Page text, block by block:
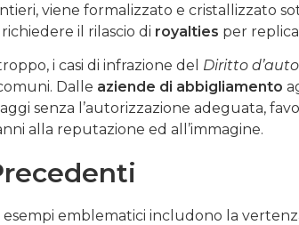
viene formalizzato e cristallizzato
il rilascio di royalties per
i casi di infrazione del Diritto
Dalle aziende di abbigliamento
senza l’autorizzazione adeguata,
alla reputazione ed all’immagine.
esempi emblematici includono la